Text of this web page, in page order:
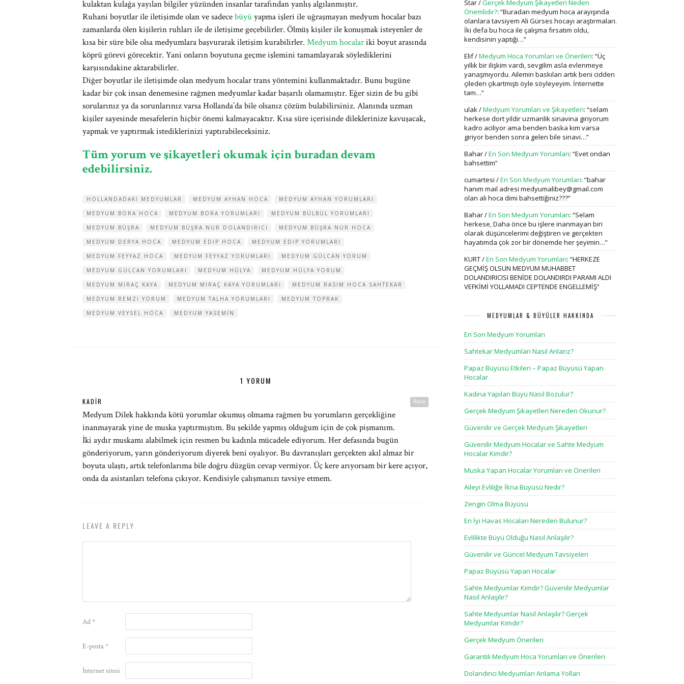
kulaktan kulağa yayılan bilgiler yüzünden insanlar tarafından yanlış algılanmıştır.
Ruhani boyutlar ile iletişimde olan ve sadecebüyüyapma işleri ile uğraşmayan medyum hocalar bazı
zamanlarda ölen kişilerin ruhları ile de iletişime geçebilirler. Ölmüş kişiler ile konuşmak isteyenler de
kısa bir süre bile olsa medyumlara başvurarak iletişim kurabilirler. Medyum hocalariki boyut arasında
köprü görevi görecektir. Yani onların boyutuna geçme işlemini tamamlayarak söylediklerini
karşısındakine aktarabilirler.
Diğer boyutlar ile iletişimde olan medyum hocalar trans yöntemini kullanmaktadır. Bunu bugüne
kadar bir çok insan denemesine rağmen medyumlar kadar başarılı olamamıştır. Eğer sizin de bu gibi
sorularınız ya da sorunlarınız varsa Hollanda’da bile olsanız çözüm bulabilirsiniz. Alanında uzman
kişiler sayesinde mesafelerin hiçbir önemi kalmayacaktır. Kısa süre içerisinde dileklerinize kavuşacak,
yapmak ve yaptırmak istediklerinizi yaptırabileceksiniz.
Tüm yorum ve şikayetleri okumak için buradan devam
edebilirsiniz.
HOLLANDADAKI MEDYUMLAR MEDYUM AYHAN HOCA
MEDYUM AYHAN YORUMLARI
MEDYUM BORA HOCA
MEDYUM BORA YORUMLARI
MEDYUM BÜLBÜL YORUMLARI
MEDYUM BÜŞRA
MEDYUM BÜŞRA NUR DOLANDIRICI
MEDYUM BÜŞRA NUR HOCA
MEDYUM DERYA HOCA
MEDYUM EDIP HOCA
MEDYUM EDIP YORUMLARI
MEDYUM FEYYAZ HOCA
MEDYUM FEYYAZ YORUMLARI
MEDYUM GÜLCAN YORUM
MEDYUM GÜLCAN YORUMLARI
MEDYUM HÜLYA
MEDYUM HÜLYA YORUM
MEDYUM MIRAÇ KAYA
MEDYUM MIRAÇ KAYA YORUMLARI
MEDYUM RASIM HOCA SAHTEKAR
MEDYUM REMZI YORUM
MEDYUM TALHA YORUMLARI
MEDYUM TOPRAK
MEDYUM VEYSEL HOCA
MEDYUM YASEMIN
1 YORUM
Reply
KADIR
Medyum Dilek hakkında kötü yorumlar okumuş olmama rağmen bu yorumların gerçekliğine
inanmayarak yine de muska yaptırmıştım. Bu şekilde yapmış olduğum için de çok pişmanım.
İki aydır muskamı alabilmek için resmen bu kadınla mücadele ediyorum. Her defasında bugün
gönderiyorum, yarın gönderiyorum diyerek beni oyalıyor. Bu davranışları gerçekten akıl almaz bir
boyuta ulaştı, artık telefonlarıma bile doğru düzgün cevap vermiyor. Üç kere arıyorsam bir kere açıyor,
onda da asistanları telefona çıkıyor. Kendisiyle çalışmanızı tavsiye etmem.
LEAVE A REPLY
Ad*
E-posta*
İnternet sitesi
Star/Gerçek Medyum Şikayetleri Neden
Önemlidir?: “Buradan medyum hoca arayışında
olanlara tavsiyem Ali Gürses hocayı araştırmaları.
İki defa bu hoca ile çalışma fırsatım oldu,
kendisinin yaptığı…”
Elif/Medyum Hoca Yorumları ve Önerileri: “Üç
yıllık bir ilişkim vardı, sevgilim asla evlenmeye
yanaşmıyordu. Ailemin baskıları artık beni cidden
çileden çıkartmıştı öyle söyleyeyim. İnternette
tam…”
ulak/Medyum Yorumları ve Şikayetleri: “selam
herkese dort yildir uzmanlik sinavina giriyorum
kadro aciliyor ama benden baska kim varsa
giriyor benden sonra gelen bile sinavi…”
Bahar/En Son Medyum Yorumları: “Evet ondan
bahsettim”
cumartesi /En Son Medyum Yorumları: “bahar
hanım mail adresi medyumalibey@gmail.com
olan ali hoca dimi bahsettiğiniz???”
Bahar/En Son Medyum Yorumları: “Selam
herkese, Daha önce bu işlere inanmayan biri
olarak düşüncelerimi değiştiren ve gerçekten
hayatımda çok zor bir dönemde her şeyimin…”
KURT/En Son Medyum Yorumları: “HERKEZE
GEÇMİŞ OLSUN MEDYUM MUHABBET
DOLANDIRICISI BENİDE DOLANDIRDI PARAMI ALDI
VEFKİMİ YOLLAMADI CEPTENDE ENGELLEMİŞ”
MEDYUMLAR & BÜYÜLER HAKKINDA
En Son Medyum Yorumları
Sahtekar Medyumları Nasıl Anlarız?
Papaz Büyüsü Etkileri – Papaz Büyüsü Yapan
Hocalar
Kadına Yapılan Büyü Nasıl Bozulur?
Gerçek Medyum Şikayetleri Nereden Okunur?
Güvenilir ve Gerçek Medyum Şikayetleri
Güvenilir Medyum Hocalar ve Sahte Medyum
Hocalar Kimdir?
Muska Yapan Hocalar Yorumları ve Önerileri
Aileyi Evliliğe İkna Büyüsü Nedir?
Zengin Olma Büyüsü
En İyi Havas Hocaları Nereden Bulunur?
Evlilikte Büyü Olduğu Nasıl Anlaşılır?
Güvenilir ve Güncel Medyum Tavsiyeleri
Papaz Büyüsü Yapan Hocalar
Sahte Medyumlar Kimdir? Güvenilir Medyumlar
Nasıl Anlaşılır?
Sahte Medyumlar Nasıl Anlaşılır? Gerçek
Medyumlar Kimdir?
Gerçek Medyum Önerileri
Garantili Medyum Hoca Yorumları ve Önerileri
Dolandırıcı Medyumları Anlama Yolları